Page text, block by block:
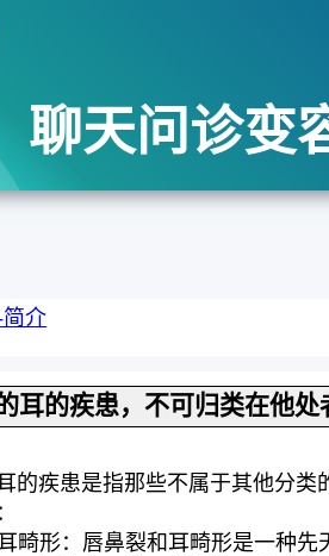
聊天问诊变
介
耳的疾患，不可归类在他处
的疾患是指那些不属于其他分
畸形：唇鼻裂和耳畸形是一种